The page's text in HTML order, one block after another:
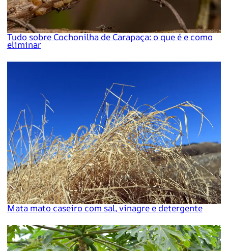
Tudo sobre Cochonilha de Carapaça: o que é e como
eliminar
Mata mato caseiro com sal, vinagre e detergente